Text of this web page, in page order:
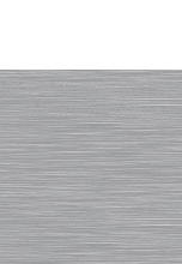
20 компания
Последнее